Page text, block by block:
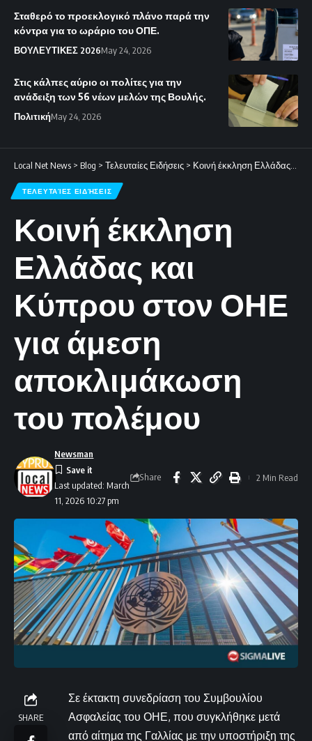
Σταθερό το προεκλογικό πλάνο παρά την
κόντρα για το ωράριο του ΟΠΕ.
ΒΟΥΛΕΥΤΙΚΕΣ 2026May 24, 2026
Στις κάλπες αύριο οι πολίτες για την
ανάδειξη των 56 νέων μελών της Βουλής.
ΠολιτικήMay 24, 2026
Local Net News > Blog > Τελευταίες Ειδήσεις > Κοινή έκκληση Ελλάδας και Κύπρου στον ΟΗΕ για άμεση αποκλιμάκωση του πολέμου
ΤΕΛΕΥΤΑΊΕΣ ΕΙΔΉΣΕΙΣ
Κοινή έκκληση
Ελλάδας και
Κύπρου στον ΟΗΕ
για άμεση
αποκλιμάκωση
του πολέμου
Last updated: March
11, 2026 10:27 pm
Newsman
Share 2 Min Read
SHARE
Σε έκτακτη συνεδρίαση του Συμβουλίου
Ασφαλείας του ΟΗΕ, που συγκλήθηκε μετά
από αίτημα της Γαλλίας με την υποστήριξη της